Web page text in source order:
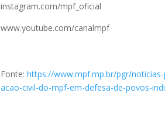
instagram.com/mpf_oficial
www.youtube.com/canalmpf
Fonte:https://www.mpf.mp.br/pgr/
acao-civil-do-mpf-em-defesa-de-povos-